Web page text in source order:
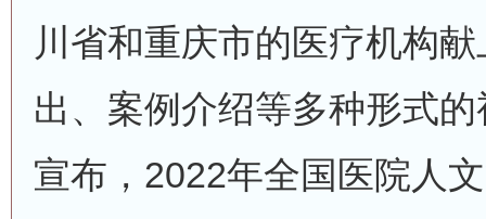
川省和重庆市的医疗机构
出、案例介绍等多种形式
宣布，2022年全国医院人